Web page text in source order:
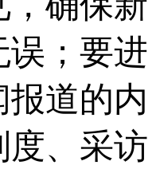
误；要进
道的内
度、采访